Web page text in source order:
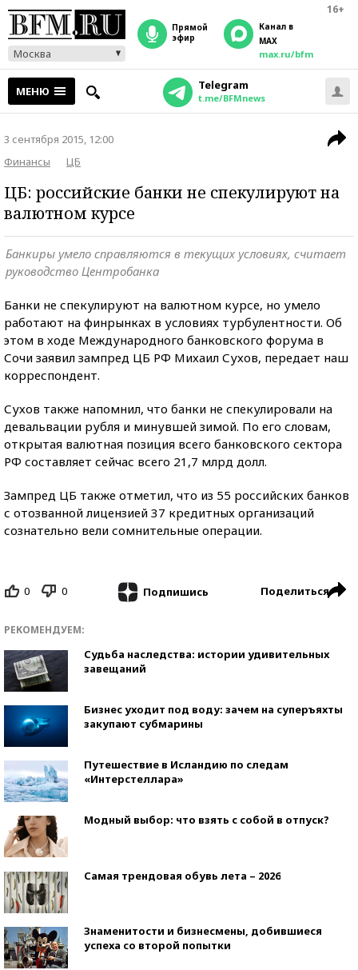
16+
Москва
прямой
эфир
Канал в
MAX
max.ru/bfm
МЕНЮ Telegram
t.me/BFMnews
3 сентября 2015, 12:00
Финансы
ЦБ
ЦБ: российские банки не спекулируют на
валютном курсе
Банкиры умело справляются в текущих условиях, считает
руководство Центробанка
Банки не спекулируют на валютном курсе, но умело
работают на финрынках в условиях турбулентности. Об
этом в ходе Международного банковского форума в
Сочи заявил зампред ЦБ РФ Михаил Сухов, передает наш
корреспондент.
Сухов также напомнил, что банки не спекулировали на
девальвации рубля и минувшей зимой. По его словам,
открытая валютная позиция всего банковского сектора
РФ составляет сейчас всего 21,7 млрд долл.
Зампред ЦБ также отметил, что из 55 российских банков
с отозванной лицензией 37 кредитных организаций
сознательно вели сомнительные операции.
0 0 Подпишись Поделиться
РЕКОМЕНДУЕМ:
Судьба наследства: истории удивительных
завещаний
Бизнес уходит под воду: зачем на суперъяхты
закупают субмарины
Путешествие в Исландию по следам
«Интерстеллара»
Модный выбор: что взять с собой в отпуск?
Самая трендовая обувь лета – 2026
Знаменитости и бизнесмены, добившиеся
успеха со второй попытки